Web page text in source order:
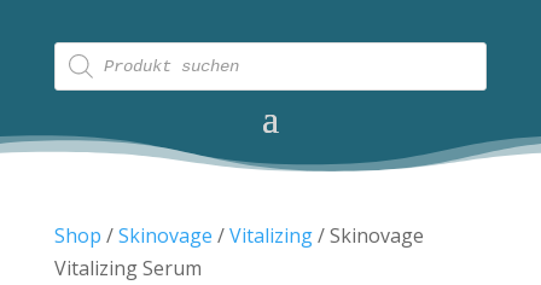
Products
search
Shop /Skinovage /Vitalizing/ Skinovage
Vitalizing Serum